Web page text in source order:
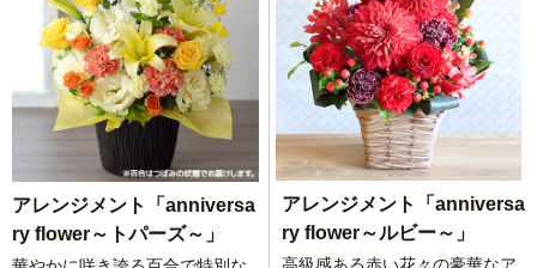
アレンジメント「anniversa
ry flower～トパーズ～」
アレンジメント「anniversa
ry flower～ルビー～」